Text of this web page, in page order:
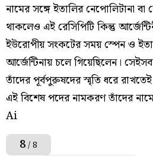
নামের সঙ্গে ইতালির নেপোলিটানা
থাকলেও এই রেসিপিটি কিন্তু
ইউরোপীয় সংকটের সময় স্পেন ও
আর্জেন্টিনায় চলে গিয়েছিলেন।
তাঁদের পূর্বপুরুষদের স্মৃতি ধরে
এই বিশেষ পদের নামকরণ তাঁদের
Ai
8/ 8